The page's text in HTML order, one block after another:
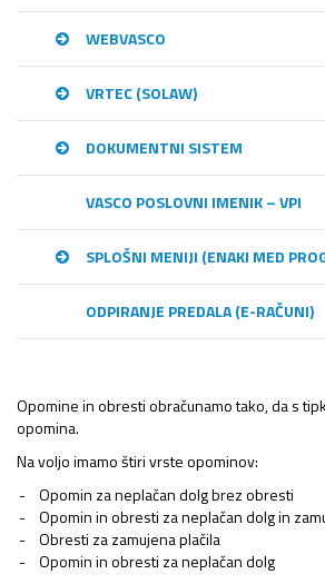
WEBVASCO
VRTEC (SOLAW)
DOKUMENTNI SISTEM
VASCO POSLOVNI IMENIK – VPI
SPLOŠNI MENIJI (ENAKI MED
ODPIRANJE PREDALA (E-RAČUNI)
Opomine in obresti obračunamo tako, da s
opomina.
Na voljo imamo štiri vrste opominov:
Opomin za neplačan dolg brez obresti
Opomin in obresti za neplačan dolg in
Obresti za zamujena plačila
Opomin in obresti za neplačan dolg